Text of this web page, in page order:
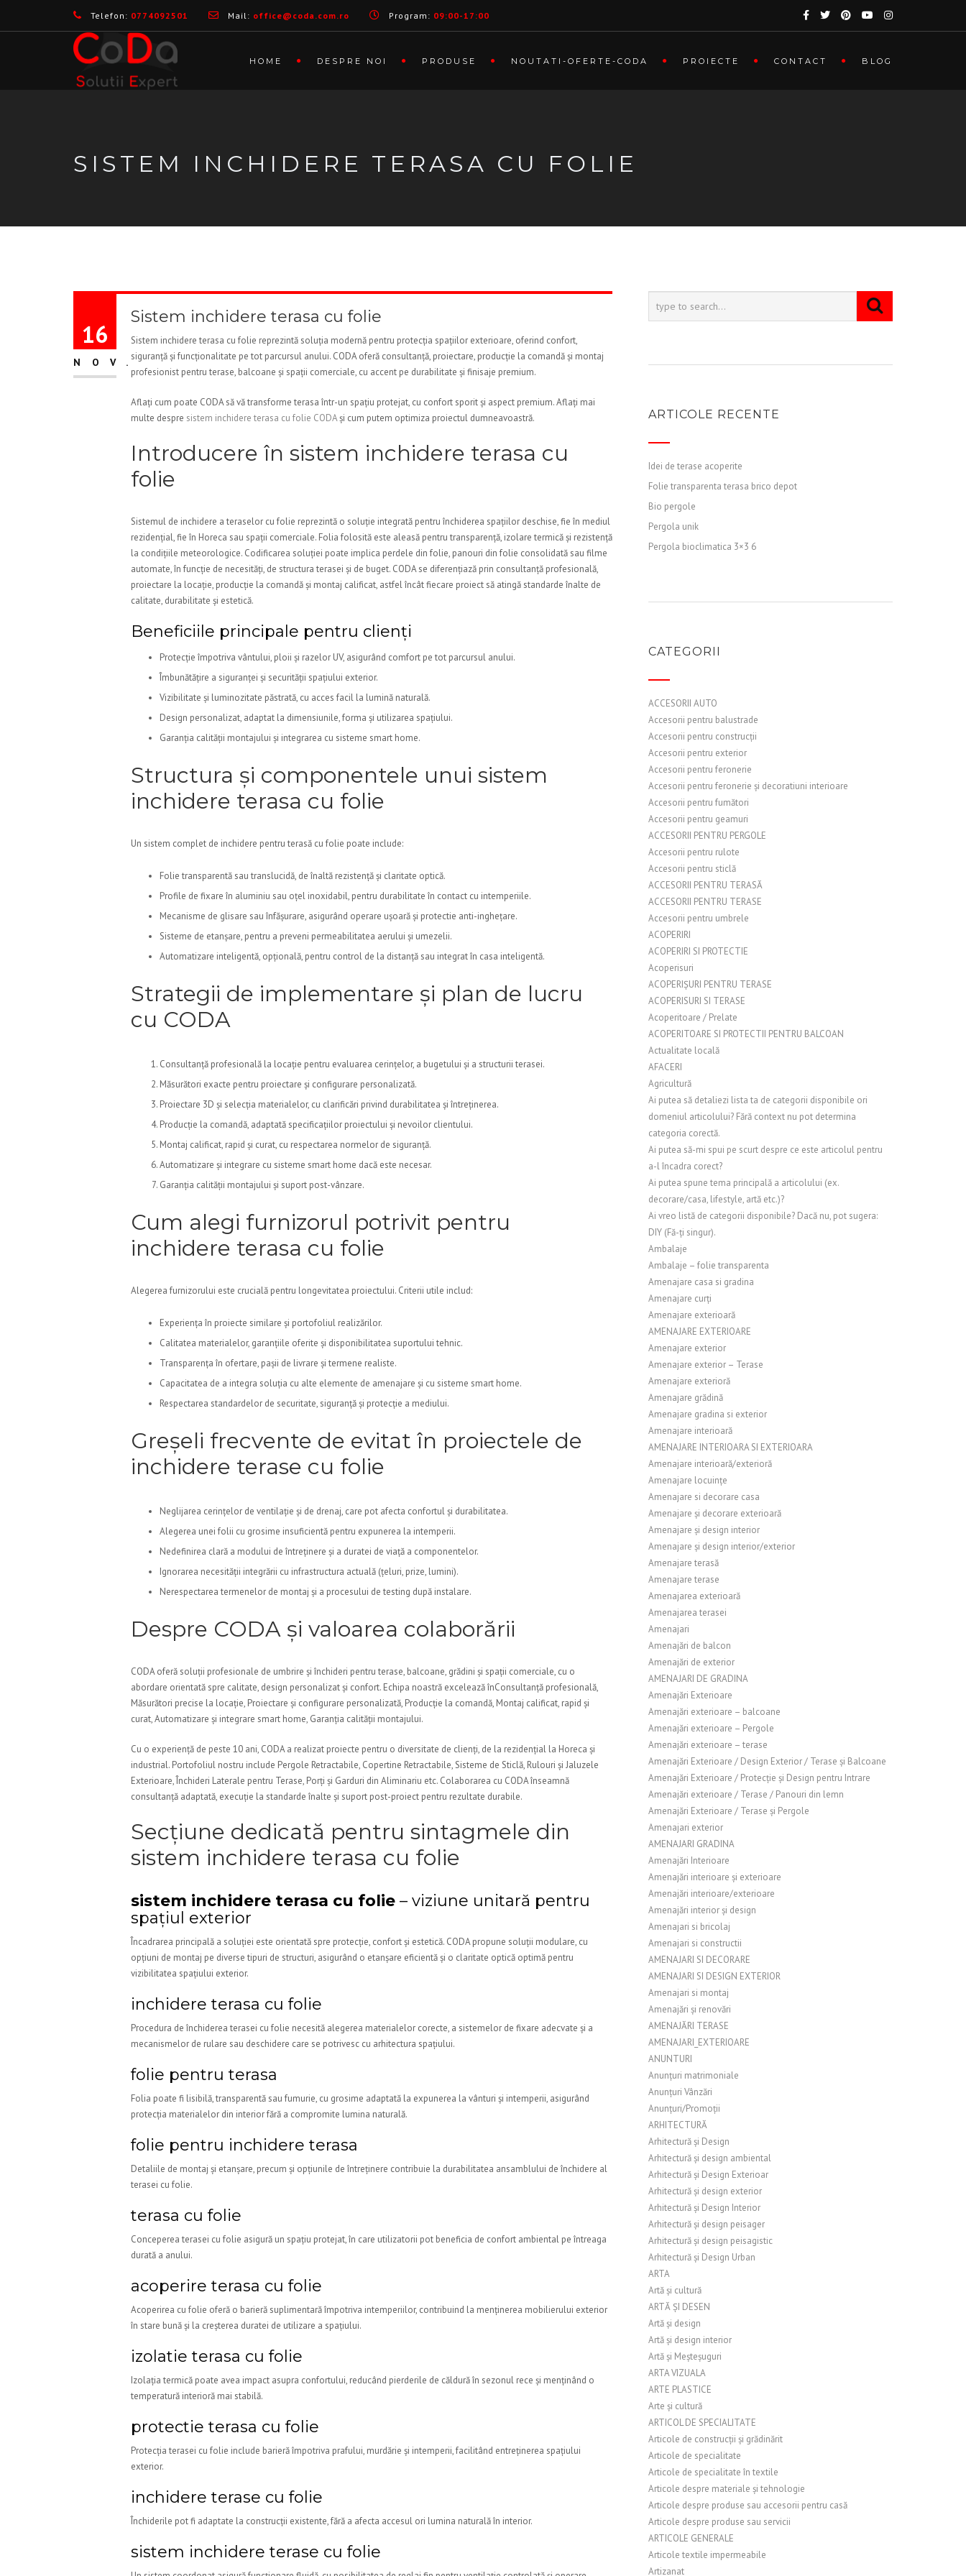
Telefon: 0774092501 Mail: office@coda.com.ro Program: 09:00-17:00
HOME DESPRE NOI PRODUSE NOUTATI-OFERTE-CODA PROIECTE CONTACT BLOG
SISTEM INCHIDERE TERASA CU FOLIE
16
NOV.
Sistem inchidere terasa cu folie
Sistem inchidere terasa cu folie reprezintă soluția modernă pentru protecția spațiilor exterioare, oferind confort,
siguranță și funcționalitate pe tot parcursul anului. CODA oferă consultanță, proiectare, producție la comandă și montaj
profesionist pentru terase, balcoane și spații comerciale, cu accent pe durabilitate și finisaje premium.
Aflați cum poate CODA să vă transforme terasa într-un spațiu protejat, cu confort sporit și aspect premium. Aflați mai
multe despre sistem inchidere terasa cu folie CODAși cum putem optimiza proiectul dumneavoastră.
Introducere în sistem inchidere terasa cu
folie
Sistemul de inchidere a teraselor cu folie reprezintă o soluție integrată pentru închiderea spațiilor deschise, fie în mediul
rezidențial, fie în Horeca sau spații comerciale. Folia folosită este aleasă pentru transparență, izolare termică și rezistență
la condițiile meteorologice. Codificarea soluției poate implica perdele din folie, panouri din folie consolidată sau filme
automate, în funcție de necesități, de structura terasei și de buget. CODA se diferențiază prin consultanță profesională,
proiectare la locație, producție la comandă și montaj calificat, astfel încât fiecare proiect să atingă standarde înalte de
calitate, durabilitate și estetică.
Beneficiile principale pentru clienți
Protecție împotriva vântului, ploii și razelor UV, asigurând comfort pe tot parcursul anului.
Îmbunătățire a siguranței și securității spațiului exterior.
Vizibilitate și luminozitate păstrată, cu acces facil la lumină naturală.
Design personalizat, adaptat la dimensiunile, forma și utilizarea spațiului.
Garanția calității montajului și integrarea cu sisteme smart home.
Structura și componentele unui sistem
inchidere terasa cu folie
Un sistem complet de inchidere pentru terasă cu folie poate include:
Folie transparentă sau translucidă, de înaltă rezistență și claritate optică.
Profile de fixare în aluminiu sau oțel inoxidabil, pentru durabilitate în contact cu intemperiile.
Mecanisme de glisare sau înfășurare, asigurând operare ușoară și protectie anti-inghețare.
Sisteme de etanșare, pentru a preveni permeabilitatea aerului și umezelii.
Automatizare inteligentă, opțională, pentru control de la distanță sau integrat în casa inteligentă.
Strategii de implementare și plan de lucru
cu CODA
Consultanță profesională la locație pentru evaluarea cerințelor, a bugetului și a structurii terasei.
Măsurători exacte pentru proiectare și configurare personalizată.
Proiectare 3D și selecția materialelor, cu clarificări privind durabilitatea și întreținerea.
Producție la comandă, adaptată specificațiilor proiectului și nevoilor clientului.
Montaj calificat, rapid și curat, cu respectarea normelor de siguranță.
Automatizare și integrare cu sisteme smart home dacă este necesar.
Garanția calității montajului și suport post-vânzare.
Cum alegi furnizorul potrivit pentru
inchidere terasa cu folie
Alegerea furnizorului este crucială pentru longevitatea proiectului. Criterii utile includ:
Experiența în proiecte similare și portofoliul realizărilor.
Calitatea materialelor, garanțiile oferite și disponibilitatea suportului tehnic.
Transparența în ofertare, pașii de livrare și termene realiste.
Capacitatea de a integra soluția cu alte elemente de amenajare și cu sisteme smart home.
Respectarea standardelor de securitate, siguranță și protecție a mediului.
Greșeli frecvente de evitat în proiectele de
inchidere terase cu folie
Neglijarea cerințelor de ventilație și de drenaj, care pot afecta confortul și durabilitatea.
Alegerea unei folii cu grosime insuficientă pentru expunerea la intemperii.
Nedefinirea clară a modului de întreținere și a duratei de viață a componentelor.
Ignorarea necesității integrării cu infrastructura actuală (țeluri, prize, lumini).
Nerespectarea termenelor de montaj și a procesului de testing după instalare.
Despre CODA și valoarea colaborării
CODA oferă soluții profesionale de umbrire și închideri pentru terase, balcoane, grădini și spații comerciale, cu o
abordare orientată spre calitate, design personalizat și confort. Echipa noastră excelează înConsultanță profesională,
Măsurători precise la locație, Proiectare și configurare personalizată, Producție la comandă, Montaj calificat, rapid și
curat, Automatizare și integrare smart home, Garanția calității montajului.
Cu o experiență de peste 10 ani, CODA a realizat proiecte pentru o diversitate de clienți, de la rezidențial la Horeca și
industrial. Portofoliul nostru include Pergole Retractabile, Copertine Retractabile, Sisteme de Sticlă, Rulouri și Jaluzele
Exterioare, Închideri Laterale pentru Terase, Porți și Garduri din Aliminariu etc. Colaborarea cu CODA înseamnă
consultanță adaptată, execuție la standarde înalte și suport post-proiect pentru rezultate durabile.
Secțiune dedicată pentru sintagmele din
sistem inchidere terasa cu folie
sistem inchidere terasa cu folie – viziune unitară pentru
spațiul exterior
Încadrarea principală a soluției este orientată spre protecție, confort și estetică. CODA propune soluții modulare, cu
opțiuni de montaj pe diverse tipuri de structuri, asigurând o etanșare eficientă și o claritate optică optimă pentru
vizibilitatea spațiului exterior.
inchidere terasa cu folie
Procedura de închiderea terasei cu folie necesită alegerea materialelor corecte, a sistemelor de fixare adecvate și a
mecanismelor de rulare sau deschidere care se potrivesc cu arhitectura spațiului.
folie pentru terasa
Folia poate fi lisibilă, transparentă sau fumurie, cu grosime adaptată la expunerea la vânturi și intemperii, asigurând
protecția materialelor din interior fără a compromite lumina naturală.
folie pentru inchidere terasa
Detaliile de montaj și etanșare, precum și opțiunile de întreținere contribuie la durabilitatea ansamblului de închidere al
terasei cu folie.
terasa cu folie
Conceperea terasei cu folie asigură un spațiu protejat, în care utilizatorii pot beneficia de confort ambiental pe întreaga
durată a anului.
acoperire terasa cu folie
Acoperirea cu folie oferă o barieră suplimentară împotriva intemperiilor, contribuind la menținerea mobilierului exterior
în stare bună și la creșterea duratei de utilizare a spațiului.
izolatie terasa cu folie
Izolația termică poate avea impact asupra confortului, reducând pierderile de căldură în sezonul rece și menținând o
temperatură interioră mai stabilă.
protectie terasa cu folie
Protecția terasei cu folie include barieră împotriva prafului, murdărie și intemperii, facilitând entreținerea spațiului
exterior.
inchidere terase cu folie
Închiderile pot fi adaptate la construcții existente, fără a afecta accesul ori lumina naturală în interior.
sistem inchidere terase cu folie
ARTICOLE RECENTE
Idei de terase acoperite
Folie transparenta terasa brico depot
Bio pergole
Pergola unik
Pergola bioclimatica 3×3 6
CATEGORII
ACCESORII AUTO
Accesorii pentru balustrade
Accesorii pentru construcții
Accesorii pentru exterior
Accesorii pentru feronerie
Accesorii pentru feronerie și decoratiuni interioare
Accesorii pentru fumători
Accesorii pentru geamuri
ACCESORII PENTRU PERGOLE
Accesorii pentru rulote
Accesorii pentru sticlă
ACCESORII PENTRU TERASĂ
ACCESORII PENTRU TERASE
Accesorii pentru umbrele
ACOPERIRI
ACOPERIRI SI PROTECTIE
Acoperisuri
ACOPERIȘURI PENTRU TERASE
ACOPERISURI SI TERASE
Acoperitoare / Prelate
ACOPERITOARE SI PROTECTII PENTRU BALCOAN
Actualitate locală
AFACERI
Agricultură
Ai putea să detaliezi lista ta de categorii disponibile ori
domeniul articolului? Fără context nu pot determina
categoria corectă.
Ai putea să-mi spui pe scurt despre ce este articolul pentru
a-l încadra corect?
Ai putea spune tema principală a articolului (ex.
decorare/casa, lifestyle, artă etc.)?
Ai vreo listă de categorii disponibile? Dacă nu, pot sugera:
DIY (Fă-ți singur).
Ambalaje
Ambalaje – folie transparenta
Amenajare casa si gradina
Amenajare curți
Amenajare exterioară
AMENAJARE EXTERIOARE
Amenajare exterior
Amenajare exterior – Terase
Amenajare exterioră
Amenajare grădină
Amenajare gradina si exterior
Amenajare interioară
AMENAJARE INTERIOARA SI EXTERIOARA
Amenajare interioară/exterioră
Amenajare locuințe
Amenajare si decorare casa
Amenajare și decorare exterioară
Amenajare și design interior
Amenajare și design interior/exterior
Amenajare terasă
Amenajare terase
Amenajarea exterioară
Amenajarea terasei
Amenajari
Amenajări de balcon
Amenajări de exterior
AMENAJARI DE GRADINA
Amenajări Exterioare
Amenajări exterioare – balcoane
Amenajări exterioare – Pergole
Amenajări exterioare – terase
Amenajări Exterioare / Design Exterior / Terase și Balcoane
Amenajări Exterioare / Protecție și Design pentru Intrare
Amenajări exterioare / Terase / Panouri din lemn
Amenajări Exterioare / Terase și Pergole
Amenajari exterior
AMENAJARI GRADINA
Amenajări Interioare
Amenajări interioare și exterioare
Amenajări interioare/exterioare
Amenajări interior și design
Amenajari si bricolaj
Amenajari si constructii
AMENAJARI SI DECORARE
AMENAJARI SI DESIGN EXTERIOR
Amenajari si montaj
Amenajări și renovări
AMENAJĂRI TERASE
AMENAJARI_EXTERIOARE
ANUNTURI
Anunțuri matrimoniale
Anunțuri Vânzări
Anunțuri/Promoții
ARHITECTURĂ
Arhitectură și Design
Arhitectură și design ambiental
Arhitectură și Design Exterioar
Arhitectură și design exterior
Arhitectură și Design Interior
Arhitectură și design peisager
Arhitectură și design peisagistic
Arhitectură și Design Urban
ARTA
Artă și cultură
ARTĂ ȘI DESEN
Artă și design
Artă și design interior
Artă și Meșteșuguri
ARTA VIZUALA
ARTE PLASTICE
Arte și cultură
ARTICOL DE SPECIALITATE
Articole de construcții și grădinărit
Articole de specialitate
Articole de specialitate în textile
Articole despre materiale și tehnologie
Articole despre produse sau accesorii pentru casă
Articole despre produse sau servicii
ARTICOLE GENERALE
Articole textile impermeabile
Artizanat